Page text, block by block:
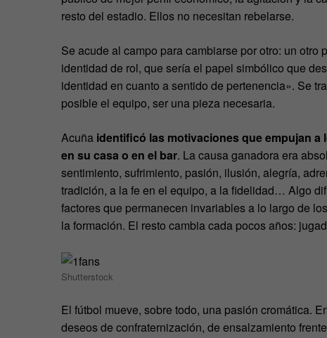
resto del estadio. Ellos no necesitan rebelarse.
Se acude al campo para cambiarse por otro: un
identidad de rol, que sería el papel simbólico que
identidad en cuanto a sentido de pertenencia». Se
posible el equipo, ser una pieza necesaria.
Acuña identificó las motivaciones que empujan
en su casa o en el bar. La causa ganadora era
sentimiento, sufrimiento, pasión, ilusión, alegría,
tradición, a la fe en el equipo, a la fidelidad… Algo
factores que permanecen invariables a lo largo de
la formación. El resto cambia cada pocos años:
Shutterstock
El fútbol mueve, sobre todo, una pasión cromática.
deseos de confraternización, de ensalzamiento